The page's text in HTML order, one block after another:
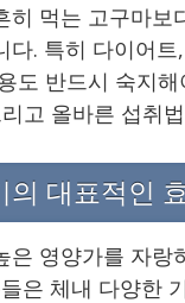
히 먹는 고구마
다. 특히 다이어
도 반드시 숙지
고 올바른 섭취
의 대표적인
은 영양가를 자
은 체내 다양한